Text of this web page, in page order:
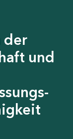
der
und